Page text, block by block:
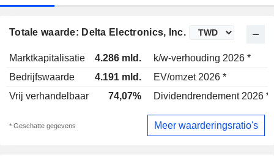
Totale waarde: Delta Electronics, Inc.
Marktkapitalisatie 4.286 mld.
k/w-verhouding 2026 *
Bedrijfswaarde
4.191 mld.
EV/omzet 2026 *
Vrij verhandelbaar
74,07% Dividendrendement 2026 *
* Geschatte gegevens Meer waarderingsratio's